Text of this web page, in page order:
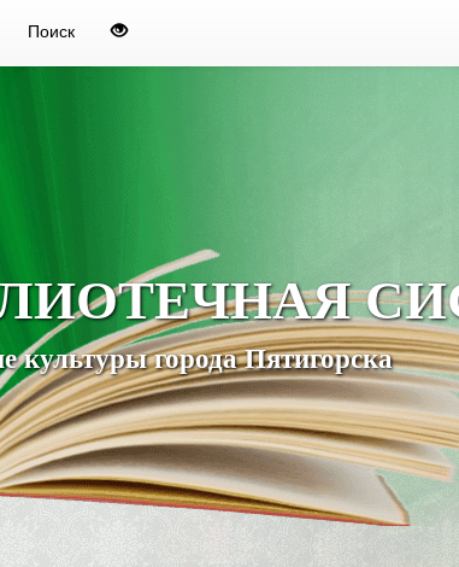
Поиск
города Пятигорска